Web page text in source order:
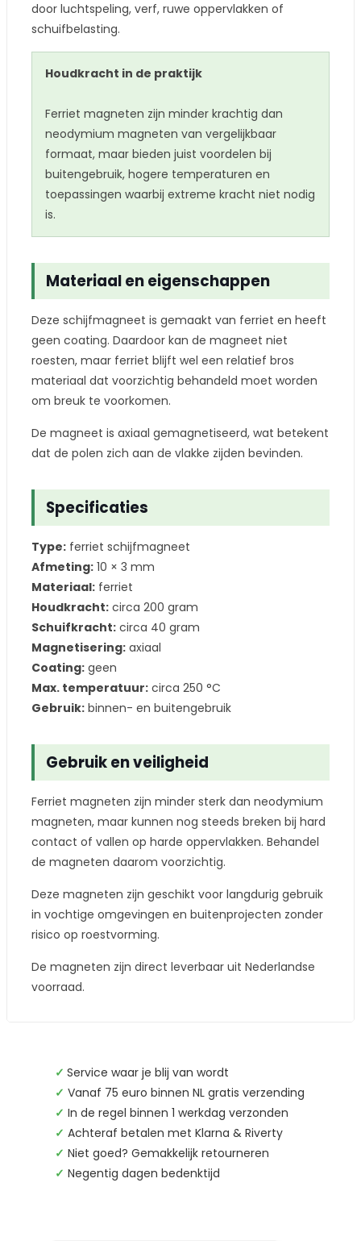
door luchtspeling, verf, ruwe oppervlakken of
schuifbelasting.
Houdkracht in de praktijk
Ferriet magneten zijn minder krachtig dan
neodymium magneten van vergelijkbaar
formaat, maar bieden juist voordelen bij
buitengebruik, hogere temperaturen en
toepassingen waarbij extreme kracht niet nodig
is.
Materiaal en eigenschappen
Deze schijfmagneet is gemaakt van ferriet en heeft
geen coating. Daardoor kan de magneet niet
roesten, maar ferriet blijft wel een relatief bros
materiaal dat voorzichtig behandeld moet worden
om breuk te voorkomen.
De magneet is axiaal gemagnetiseerd, wat betekent
dat de polen zich aan de vlakke zijden bevinden.
Specificaties
Type: ferriet schijfmagneet
Afmeting: 10 × 3 mm
Materiaal: ferriet
Houdkracht: circa 200 gram
Schuifkracht: circa 40 gram
Magnetisering: axiaal
Coating: geen
Max. temperatuur: circa 250 °C
Gebruik: binnen- en buitengebruik
Gebruik en veiligheid
Ferriet magneten zijn minder sterk dan neodymium
magneten, maar kunnen nog steeds breken bij hard
contact of vallen op harde oppervlakken. Behandel
de magneten daarom voorzichtig.
Deze magneten zijn geschikt voor langdurig gebruik
in vochtige omgevingen en buitenprojecten zonder
risico op roestvorming.
De magneten zijn direct leverbaar uit Nederlandse
voorraad.
✓ Service waar je blij van wordt
✓ Vanaf 75 euro binnen NL gratis verzending
✓ In de regel binnen 1 werkdag verzonden
✓ Achteraf betalen met Klarna & Riverty
✓ Niet goed? Gemakkelijk retourneren
✓ Negentig dagen bedenktijd